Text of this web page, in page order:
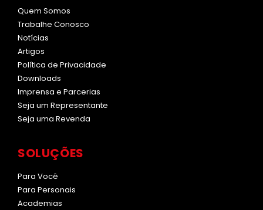
Quem Somos
Trabalhe Conosco
Notícias
Artigos
Política de Privacidade
Downloads
Imprensa e Parcerias
Seja um Representante
Seja uma Revenda
SOLUÇÕES
Para Você
Para Personais
Academias